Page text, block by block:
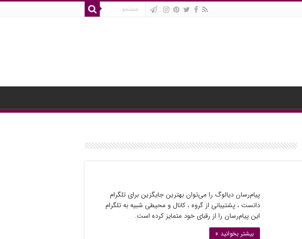
پیام‌رسان دیالوگ را می‌توان بهترین جایگزین برای تلگرام
دانست ، پشتیبانی از گروه ، کانال و محیطی شبیه به تلگرام
این پیام‌رسان را از رقبای خود متمایز کرده است.
بیشتر بخوانید »